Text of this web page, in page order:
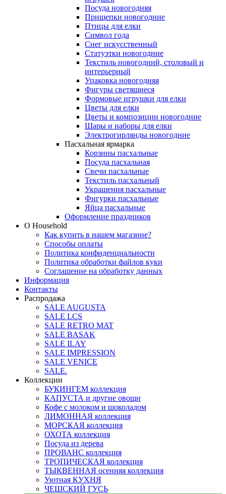
Посуда новогодняя
Прищепки новогодние
Птицы для елки
Символ года
Снег искусственный
Статуэтки новогодние
Текстиль новогодний, столовый и
интерьерный
Упаковка новогодняя
Фигуры светящиеся
Формовые игрушки для елки
Цветы для елки
Цветы и композиции новогодние
Шары и наборы для елки
Электрогирлянды новогодние
Пасхальная ярмарка
Корзины пасхальные
Посуда пасхальная
Свечи пасхальные
Текстиль пасхальный
Украшения пасхальные
Фигурки пасхальные
Яйца пасхальные
Оформление праздников
О Household
Как купить в нашем магазине?
Способы оплаты
Политика конфиденциальности
Политика обработки файлов куки
Соглашение на обработку данных
Информация
Контакты
Распродажа
SALE AUGUSTA
SALE LCS
SALE RETRO MAT
SALE BASAK
SALE ILAY
SALE IMPRESSION
SALE VENICE
SALE.
Коллекции
БУКИНГЕМ коллекция
КАПУСТА и другие овощи
Кофе с молоком и шоколадом
ЛИМОННАЯ коллекция
МОРСКАЯ коллекция
ОХОТА коллекция
Посуда из дерева
ПРОВАНС коллекция
ТРОПИЧЕСКАЯ коллекция
ТЫКВЕННАЯ осенняя коллекция
Уютная КУХНЯ
ЧЕШСКИЙ ГУСЬ